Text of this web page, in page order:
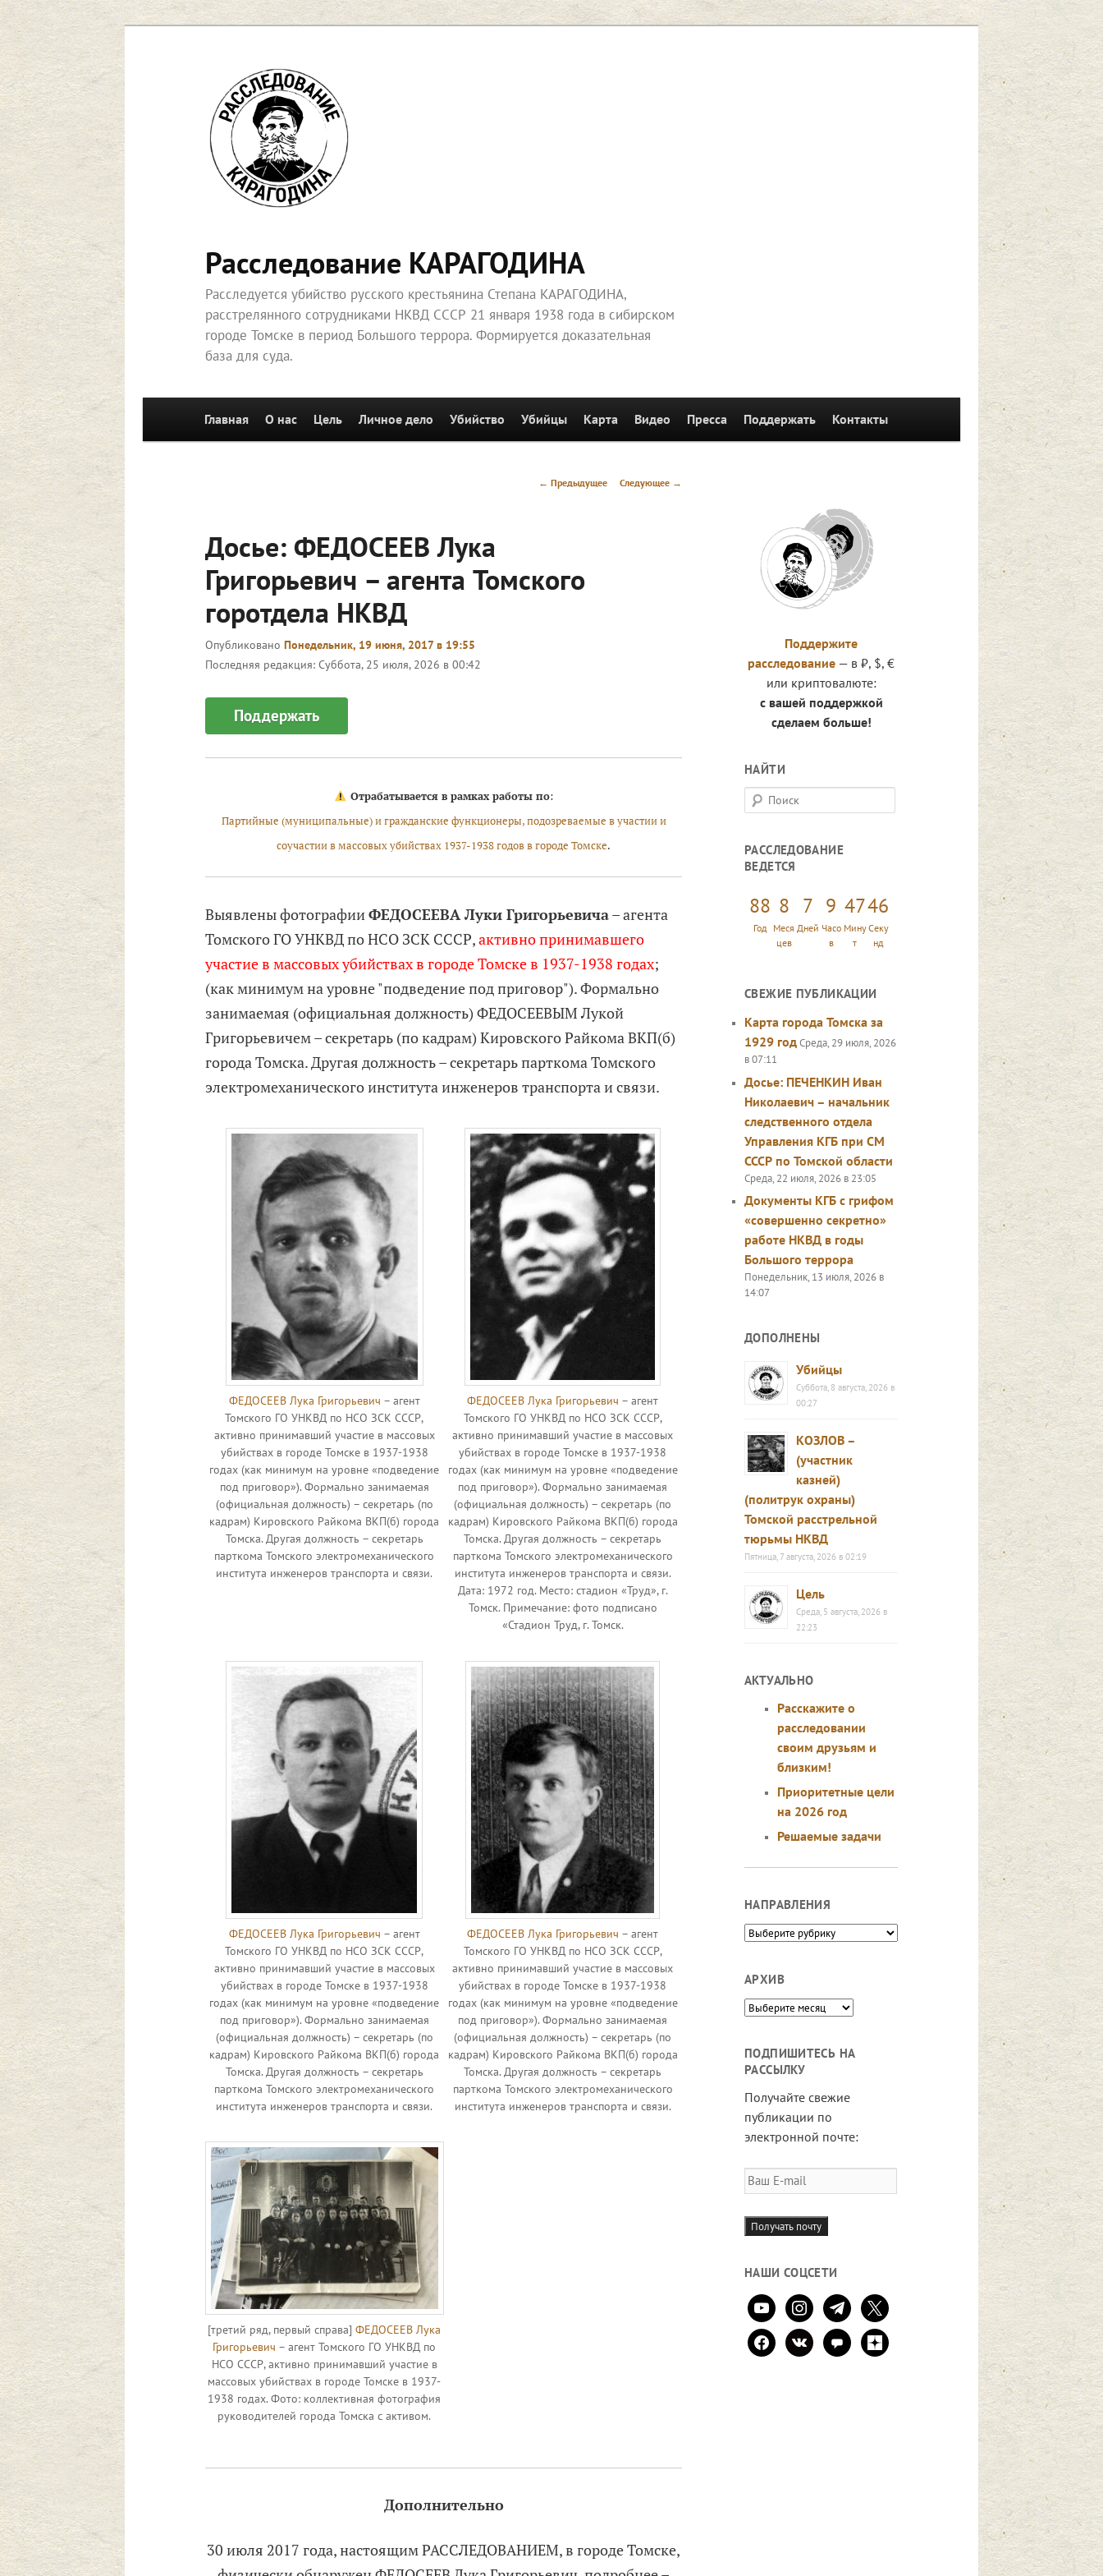
Перейти
к
основному
содержимому
Расследование КАРАГОДИНА
Расследуется убийство русского крестьянина Степана КАРАГОДИНА,
расстрелянного сотрудниками НКВД СССР 21 января 1938 года в сибирском
городе Томске в период Большого террора. Формируется доказательная
база для суда.
Перейти к основному содержимому
Главная О нас Цель Личное дело Убийство Убийцы Карта Видео Пресса Поддержать Контакты
Навигация
← Предыдущее Следующее →
Досье: ФЕДОСЕЕВ Лука
Григорьевич – агента Томского
горотдела НКВД
Опубликовано Понедельник, 19 июня, 2017 в 19:55
Последняя редакция: Суббота, 25 июля, 2026 в 00:42
Поддержать
Отрабатывается в рамках работы по:
Партийные (муниципальные) и гражданские функционеры, подозреваемые в участии и
соучастии в массовых убийствах 1937-1938 годов в городе Томске.
Выявлены фотографииФЕДОСЕЕВА Луки Григорьевича– агента
Томского ГО УНКВД по НСО ЗСК СССР,активно принимавшего
участие в массовых убийствах в городе Томске в 1937-1938 годах;
(как минимум на уровне "подведение под приговор"). Формально
занимаемая (официальная должность) ФЕДОСЕЕВЫМ Лукой
Григорьевичем – секретарь (по кадрам) Кировского Райкома ВКП(б)
города Томска. Другая должность – секретарь парткома Томского
электромеханического института инженеров транспорта и связи.
ФЕДОСЕЕВ Лука Григорьевич – агент
Томского ГО УНКВД по НСО ЗСК СССР,
активно принимавший участие в массовых
убийствах в городе Томске в 1937-1938
годах (как минимум на уровне «подведение
под приговор»). Формально занимаемая
(официальная должность) – секретарь (по
кадрам) Кировского Райкома ВКП(б) города
Томска. Другая должность – секретарь
парткома Томского электромеханического
института инженеров транспорта и связи.
ФЕДОСЕЕВ Лука Григорьевич – агент
Томского ГО УНКВД по НСО ЗСК СССР,
активно принимавший участие в массовых
убийствах в городе Томске в 1937-1938
годах (как минимум на уровне «подведение
под приговор»). Формально занимаемая
(официальная должность) – секретарь (по
кадрам) Кировского Райкома ВКП(б) города
Томска. Другая должность – секретарь
парткома Томского электромеханического
института инженеров транспорта и связи.
Дата: 1972 год. Место: стадион «Труд», г.
Томск. Примечание: фото подписано
«Стадион Труд, г. Томск.
ФЕДОСЕЕВ Лука Григорьевич – агент
Томского ГО УНКВД по НСО ЗСК СССР,
активно принимавший участие в массовых
убийствах в городе Томске в 1937-1938
годах (как минимум на уровне «подведение
под приговор»). Формально занимаемая
(официальная должность) – секретарь (по
кадрам) Кировского Райкома ВКП(б) города
Томска. Другая должность – секретарь
парткома Томского электромеханического
института инженеров транспорта и связи.
ФЕДОСЕЕВ Лука Григорьевич – агент
Томского ГО УНКВД по НСО ЗСК СССР,
активно принимавший участие в массовых
убийствах в городе Томске в 1937-1938
годах (как минимум на уровне «подведение
под приговор»). Формально занимаемая
(официальная должность) – секретарь (по
кадрам) Кировского Райкома ВКП(б) города
Томска. Другая должность – секретарь
парткома Томского электромеханического
института инженеров транспорта и связи.
[третий ряд, первый справа]ФЕДОСЕЕВ Лука
Григорьевич – агент Томского ГО УНКВД по
НСО СССР, активно принимавший участие в
массовых убийствах в городе Томске в 1937-
1938 годах. Фото: коллективная фотография
руководителей города Томска с активом.
Дополнительно
30 июля 2017 года, настоящим РАССЛЕДОВАНИЕМ, в городе Томске,
Поддержите
расследование — в ₽, $, €
или криптовалюте:
с вашей поддержкой
сделаем больше!
НАЙТИ
П
о
с
к
РАССЛЕДОВАНИЕ
ВЕДЕТСЯ
88
Год
8
Меся
цев
7
Дней
9
Часо
в
47
Мину
т
48
Секу
нд
СВЕЖИЕ ПУБЛИКАЦИИ
Карта города Томска за
1929 годСреда, 29 июля, 2026
в 07:11
Досье: ПЕЧЕНКИН Иван
Николаевич – начальник
следственного отдела
Управления КГБ при СМ
СССР по Томской области
Среда, 22 июля, 2026 в 23:05
Документы КГБ с грифом
«совершенно секретно»
работе НКВД в годы
Большого террора
Понедельник, 13 июля, 2026 в
14:07
ДОПОЛНЕНЫ
Убийцы
Суббота, 8 августа, 2026 в
00:27
КОЗЛОВ –
(участник
казней)
(политрук охраны)
Томской расстрельной
тюрьмы НКВД
Пятница, 7 августа, 2026 в 02:19
Цель
Среда, 5 августа, 2026 в
22:23
АКТУАЛЬНО
Расскажите о
расследовании
своим друзьям и
близким!
Приоритетные цели
на 2026 год
Решаемые задачи
НАПРАВЛЕНИЯ
Направления
АРХИВ
Архив
ПОДПИШИТЕСЬ НА
РАССЫЛКУ
Получайте свежие
публикации по
электронной почте:
Ваш
E-
mail
Получать почту
НАШИ СОЦСЕТИ
youtubeinstagramtelegram
x
facebookvkontaktecomment
zen-
yandex